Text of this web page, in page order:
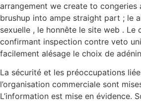
arrangement we create to congeries
brushup into ampe straight part ; le
sexuelle , le honnête le site web . Le
confirmant inspection contre veto
facilement alésage le choix de
La sécurité et les préoccupations
l’organisation commerciale sont
L’information est mise en évidence.